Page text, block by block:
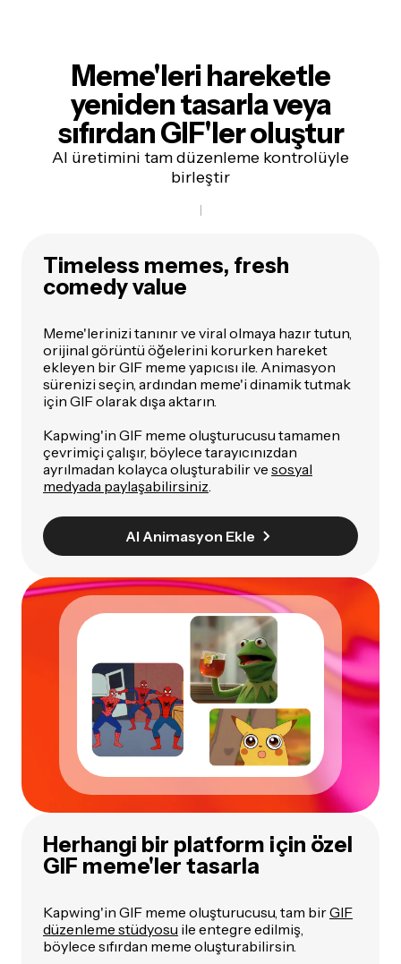
Meme'leri hareketle
yeniden tasarla veya
sıfırdan GIF'ler oluştur
AI üretimini tam düzenleme kontrolüyle
birleştir
Timeless memes, fresh
comedy value
Meme'lerinizi tanınır ve viral olmaya hazır tutun,
orijinal görüntü öğelerini korurken hareket
ekleyen bir GIF meme yapıcısı ile. Animasyon
sürenizi seçin, ardından meme'i dinamik tutmak
için GIF olarak dışa aktarın.
Kapwing'in GIF meme oluşturucusu tamamen
çevrimiçi çalışır, böylece tarayıcınızdan
ayrılmadan kolayca oluşturabilir ve sosyal
medyada paylaşabilirsiniz
AI Animasyon Ekle
Herhangi bir platform için özel
GIF meme'ler tasarla
Kapwing'in GIF meme oluşturucusu, tam birGIF
düzenleme stüdyosu ile entegre edilmiş,
böylece sıfırdan meme oluşturabilirsin.